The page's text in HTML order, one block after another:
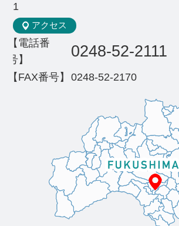
1
アクセス
【電話番
号】
0248-52-2111
【FAX番号】 0248-52-2170